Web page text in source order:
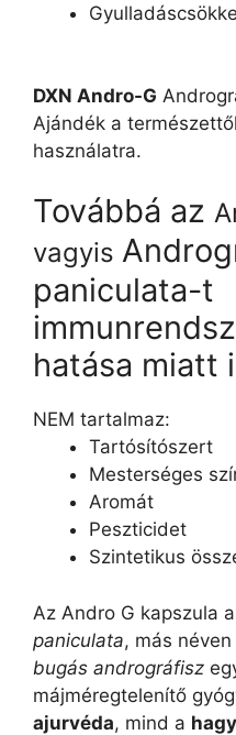
DXN Andro-G
Ajándék a
használatra.
Továbbá az
vagyis
paniculata-t
hatása miatt
NEM tartalmaz:
Tartósítószert
Mesterséges
Aromát
Peszticidet
Szintetikus
Az Andro G kapszula
paniculata, más néven
bugás andrográfisz
májméregtelenítő
ajurvéda, mind a